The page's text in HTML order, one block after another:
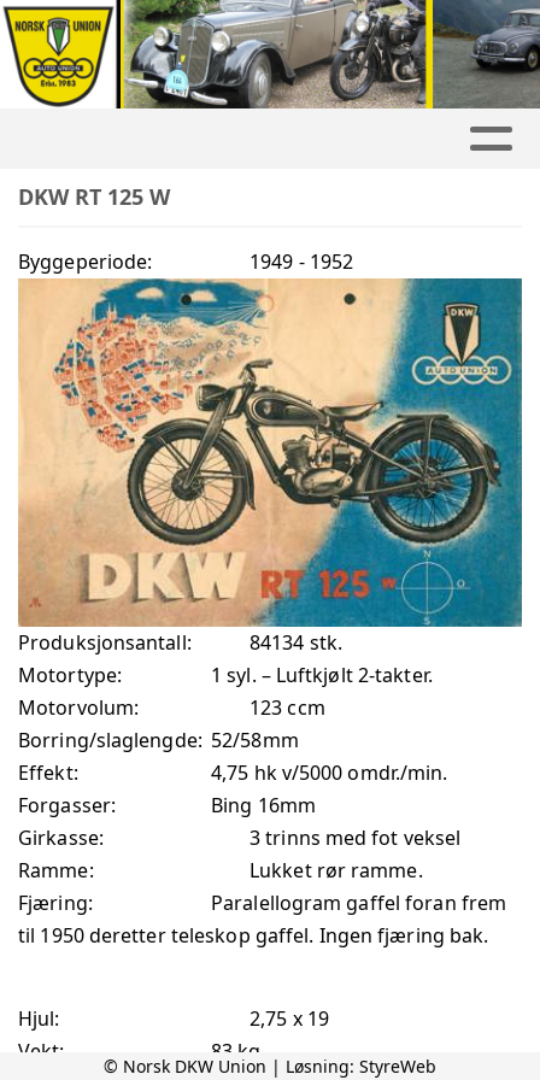
DKW RT 125 W
Byggeperiode: 1949 - 1952
Produksjonsantall:
84134 stk.
Motortype:
1 syl. – Luftkjølt 2-takter.
Motorvolum:
123 ccm
Borring/slaglengde: 52/58mm
Effekt:
4,75 hk v/5000 omdr./min.
Forgasser:
Bing 16mm
Girkasse:
3 trinns med fot veksel
Ramme:
Lukket rør ramme.
Fjæring:
Paralellogram gaffel foran frem
til 1950 deretter teleskop gaffel. Ingen fjæring bak.
Hjul:
2,75 x 19
Vekt:
83 kg.
© Norsk DKW Union | Løsning: StyreWeb